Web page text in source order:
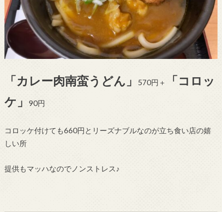
「カレー肉南蛮うどん」 570円＋
「コロッ
ケ」
90円
コロッケ付けても660円とリーズナブルなのが立ち食い店の嬉
しい所
提供もマッハなのでノンストレス♪